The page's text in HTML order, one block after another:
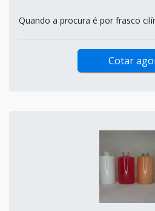
Quando a procura é por frasco
Cotar